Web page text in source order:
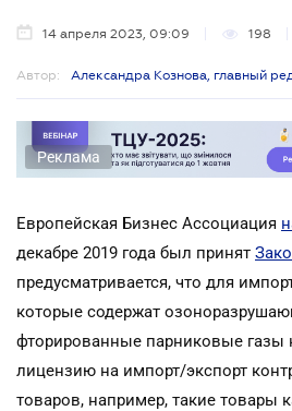
14 апреля 2023, 09:09 198
Автор: Александра Кознова, главный
Реклама
Европейская Бизнес Ассоциация
декабре 2019 года был принят
предусматривается, что для
которые содержат
фторированные парниковые газы
лицензию на импорт/экспорт
товаров, например, такие товары